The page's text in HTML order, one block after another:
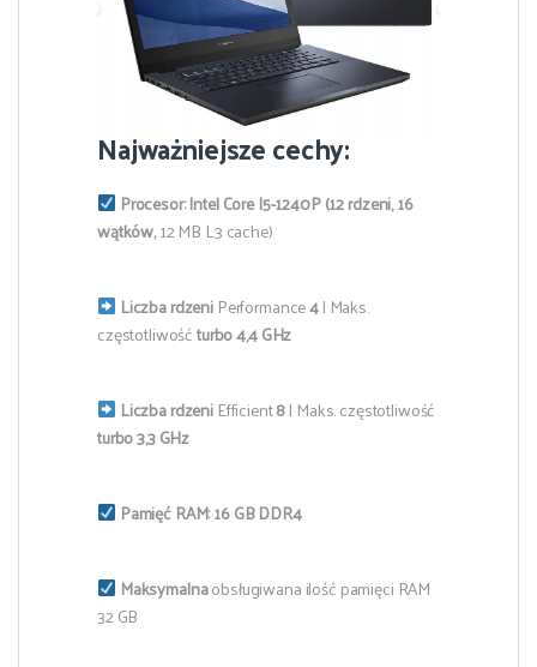
Najważniejsze cechy:
Procesor:Intel Core I5-1240P (12 rdzeni, 16
wątków,12 MB L3 cache)
Liczba rdzeniPerformance4| Maks.
częstotliwośćturbo 4,4 GHz
Liczba rdzeni Efficient8| Maks. częstotliwość
turbo 3,3 GHz
Pamięć RAM: 16 GBDDR4
Maksymalnaobsługiwana ilość pamięci RAM
32 GB